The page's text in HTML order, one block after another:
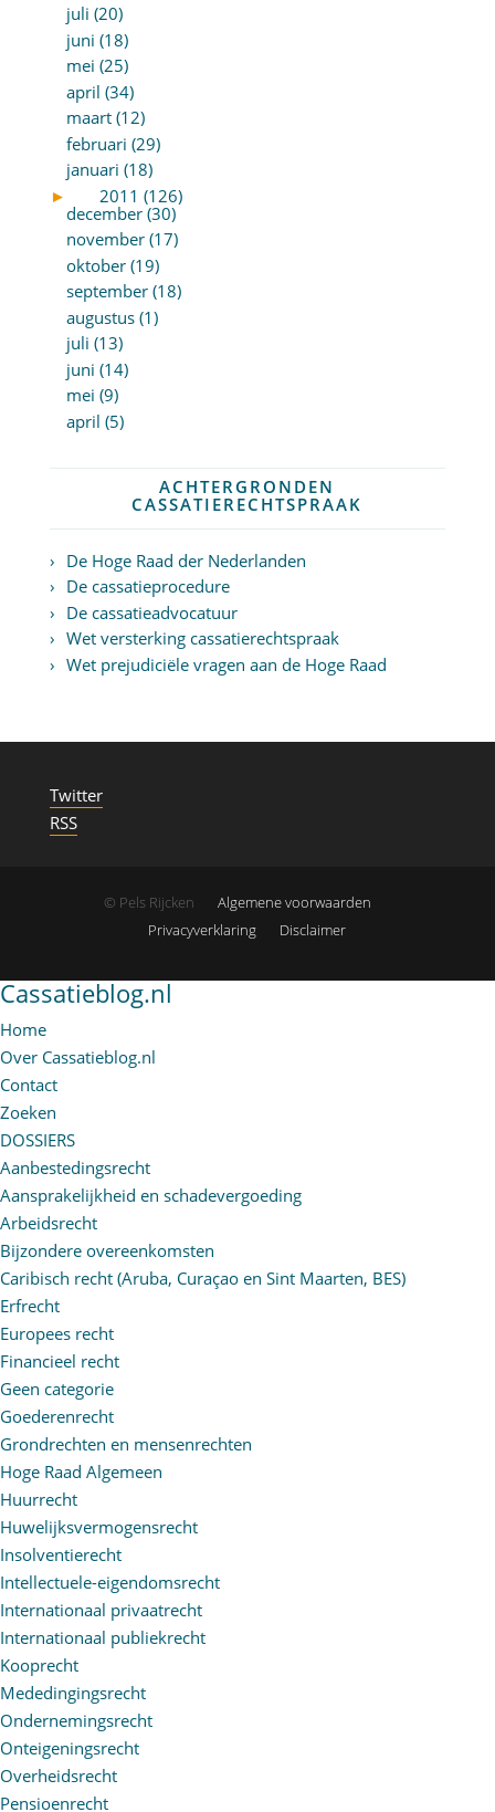
juli (20)
juni (18)
mei (25)
april (34)
maart (12)
februari (29)
januari (18)
►
2011 (126)
december (30)
november (17)
oktober (19)
september (18)
augustus (1)
juli (13)
juni (14)
mei (9)
april (5)
ACHTERGRONDEN
CASSATIERECHTSPRAAK
De Hoge Raad der Nederlanden
De cassatieprocedure
De cassatieadvocatuur
Wet versterking cassatierechtspraak
Wet prejudiciële vragen aan de Hoge Raad
Twitter
RSS
© Pels Rijcken
Algemene voorwaarden
Privacyverklaring
Disclaimer
Cassatieblog.nl
Home
Over Cassatieblog.nl
Contact
Zoeken
DOSSIERS
Aanbestedingsrecht
Aansprakelijkheid en schadevergoeding
Arbeidsrecht
Bijzondere overeenkomsten
Caribisch recht (Aruba, Curaçao en Sint Maarten, BES)
Erfrecht
Europees recht
Financieel recht
Geen categorie
Goederenrecht
Grondrechten en mensenrechten
Hoge Raad Algemeen
Huurrecht
Huwelijksvermogensrecht
Insolventierecht
Intellectuele-eigendomsrecht
Internationaal privaatrecht
Internationaal publiekrecht
Kooprecht
Mededingingsrecht
Ondernemingsrecht
Onteigeningsrecht
Overheidsrecht
Pensioenrecht